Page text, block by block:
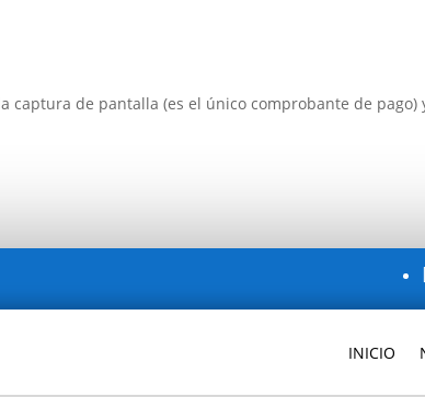
captura de pantalla (es el único comprobante de
INICIO